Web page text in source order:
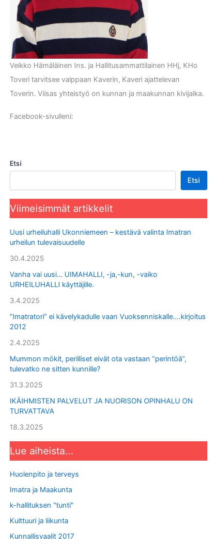
Veikko Hämäläinen Ins. ja Hallitusammattilainen HHj, KHo
Toveri tarvitsee valppaan Kaverin, Kaveri ajattelevan
Toverin. Viisas yhteistyö on kunnan ja maakunnan kivijalka.
Facebook-sivulleni:
Etsi
Etsi
Viimeisimmät artikkelit
Uusi urheiluhalli Ukonniemeen – kestävä valinta Imatran
urheilun tulevaisuudelle
30.4.2025
Vanha vai uusi… UIMAHALLI, -ja,-kun, -vaiko
URHEILUHALLI käyttäjille.
3.4.2025
”Imatratori” ei kävelykadulle vaan Vuoksenniskalle….kirjoitus
2012
2.4.2025
Mummon mökit, perilliset eivät ota vastaan ”perintöä”,
tulevatko ne sitten kunnille?
31.3.2025
IKÄIHMISTEN PALVELUT JA NUORISON OPINHALU ON
TURVATTAVA
18.3.2025
Lue aiheista...
Huolenpito ja terveys
Imatra ja Maakunta
k-hallituksen "tunti"
Kulttuuri ja liikunta
Kunnallisvaalit 2017